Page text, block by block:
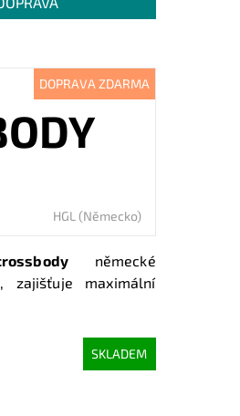
DOPRAVA ZDARMA
HGL (Německo)
německé
zajišťuje maximální
SKLADEM